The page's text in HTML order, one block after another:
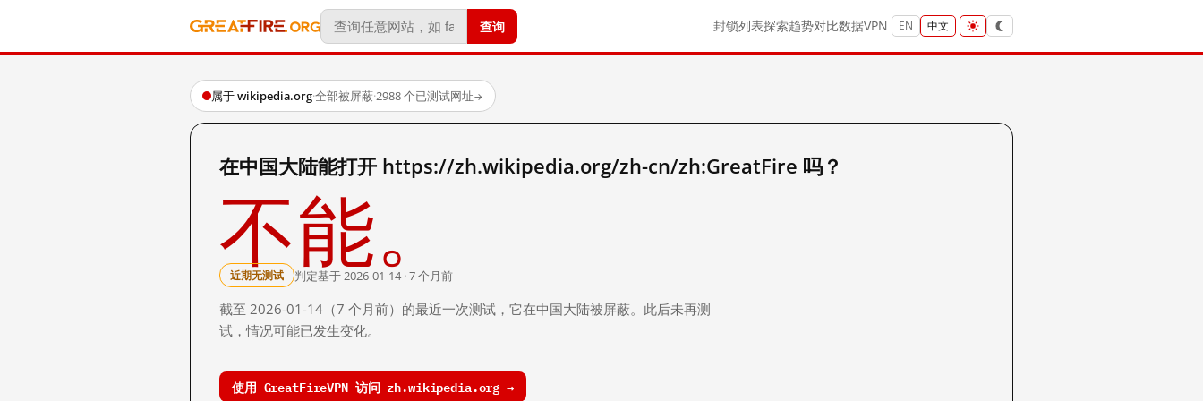
查询 封锁列表探索趋势对比数据VPN EN 中文
属于 wikipedia.org·全部被屏蔽·2988 个已测试网址→
在中国大陆能打开 https://zh.wikipedia.org/zh-cn/zh:GreatFire 吗？
不能。
近期无测试 判定基于 2026-01-14 · 7 个月前
截至 2026-01-14（7 个月前）的最近一次测试，它在中国大陆被屏蔽。此后未再测
试，情况可能已发生变化。
使用 GreatFireVPN 访问 zh.wikipedia.org →